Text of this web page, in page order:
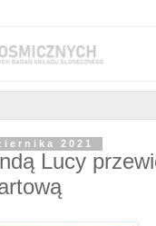
2021
Lucy